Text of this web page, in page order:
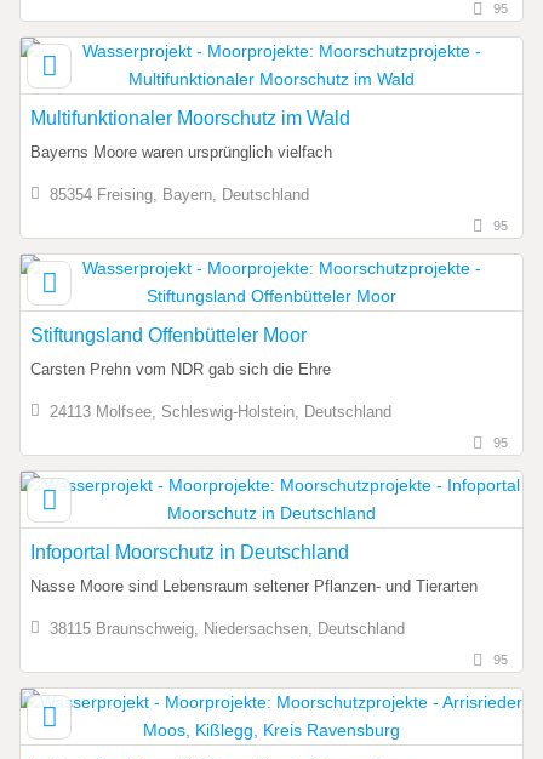
95
Multifunktionaler Moorschutz im Wald
Bayerns Moore waren ursprünglich vielfach
85354 Freising, Bayern, Deutschland
95
Stiftungsland Offenbütteler Moor
Carsten Prehn vom NDR gab sich die Ehre
24113 Molfsee, Schleswig-Holstein, Deutschland
95
Infoportal Moorschutz in Deutschland
Nasse Moore sind Lebensraum seltener Pflanzen- und Tierarten
38115 Braunschweig, Niedersachsen, Deutschland
95